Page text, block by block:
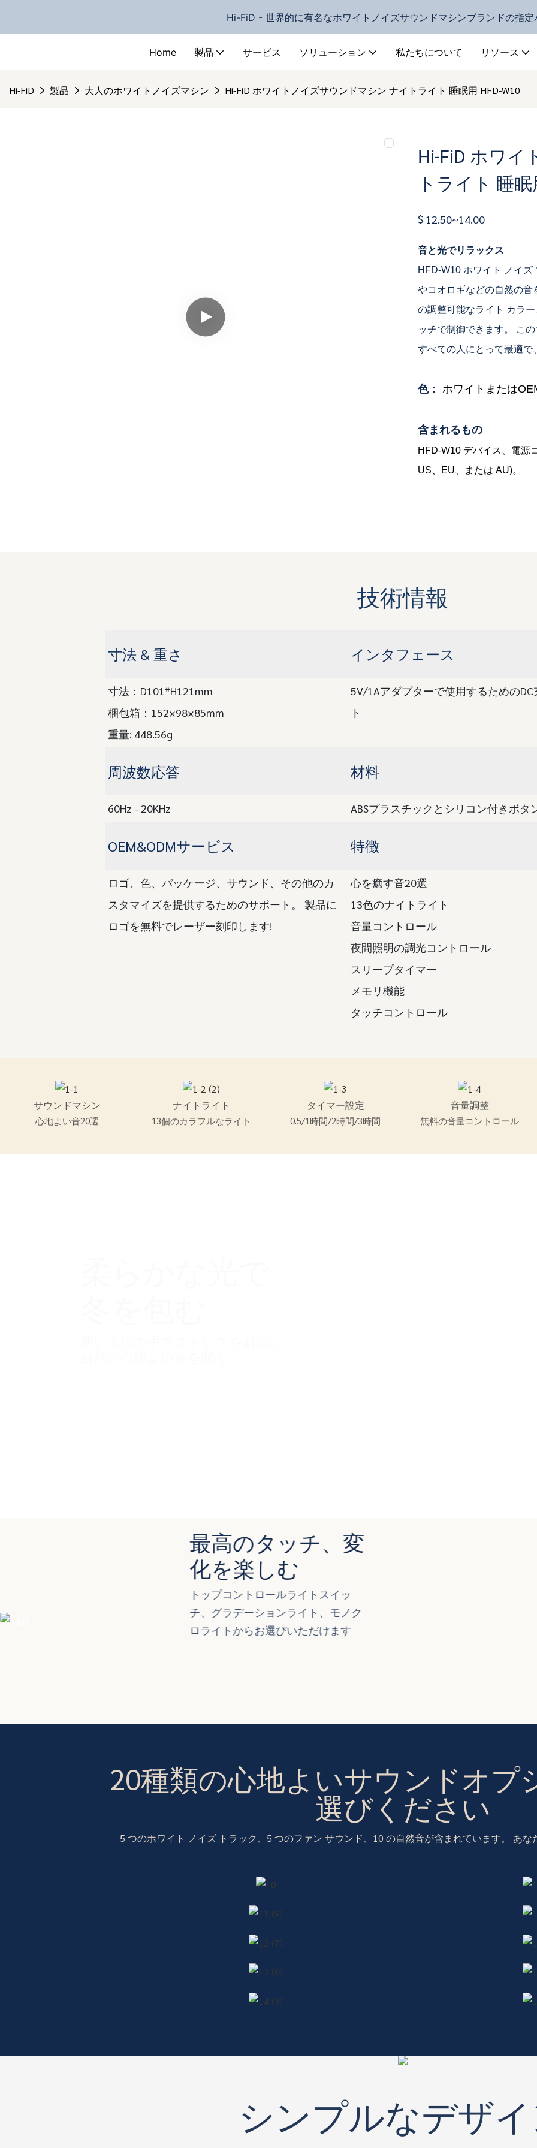
Hi-FiD - 世界的に有名なホワイトノイズサウンドマシンブランドの指定
Home 製品 サービス ソリューション 私たちについて リソース
Hi-FiD 製品 大人のホワイトノイズマシン Hi-FiD ホワイトノイズサウンドマシン ナイトライト 睡眠用 HFD-W10
Hi-FiD ホワ
トライト 睡
$ 12.50~14.00
音と光でリラックス
HFD-W10 ホワイト ノイ
やコオロギなどの自然の音
の調整可能なライト カラ
ッチで制御できます。 こ
すべての人にとって最適
色： ホワイトまたは
含まれるもの
HFD-W10 デバイス、電源
US、EU、または AU)。
技術情報
寸法 & 重さ インタフェース
寸法：D101*H121mm
梱包箱：152×98×85mm
重量: 448.56g
5V/1Aアダプターで使用するためのDC
ト
周波数応答 材料
60Hz - 20KHz ABSプラスチックとシリコン付きボタ
OEM&ODMサービス 特徴
ロゴ、色、パッケージ、サウンド、その他のカ
スタマイズを提供するためのサポート。 製品に
ロゴを無料でレーザー刻印します!
心を癒す音20選
13色のナイトライト
音量コントロール
夜間照明の調光コントロール
スリープタイマー
メモリ機能
タッチコントロール
サウンドマシン
心地よい音20選
ナイトライト
13個のカラフルなライト
タイマー設定
0.5/1時間/2時間/3時間
音量調整
無料の音量コントロール
最高のタッチ、変
化を楽しむ
トップコントロールライトスイッ
チ、グラデーションライト、モノク
ロライトからお選びいただけます
20種類の心地よいサウンドオプ
選びください
5 つのホワイト ノイズ トラック、5 つのファン サウンド、10 の自然音が含まれています。 あ
シンプルなデザ